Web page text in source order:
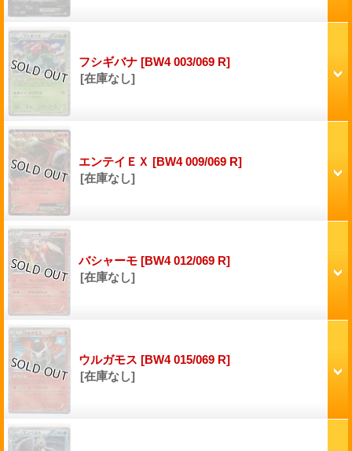
フシギバナ [BW4 003/069 R]
[在庫なし]
エンテイＥＸ [BW4 009/069 R]
[在庫なし]
バシャーモ [BW4 012/069 R]
[在庫なし]
ウルガモス [BW4 015/069 R]
[在庫なし]